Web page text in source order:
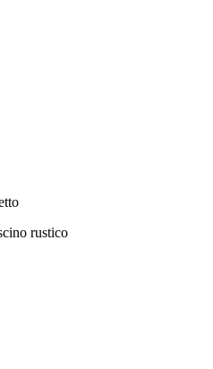
rustico